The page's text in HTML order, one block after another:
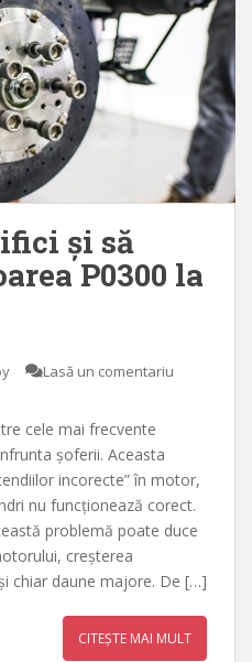
și să
P0300 la
Lasă un comentariu
cele mai frecvente
șoferii. Aceasta
incorecte” în motor,
nu funcționează corect.
problemă poate duce
creșterea
chiar daune majore. De […]
CITEȘTE MAI MULT